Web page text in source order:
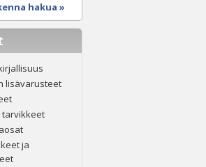
hakua »
lisävarusteet
tarvikkeet
ja